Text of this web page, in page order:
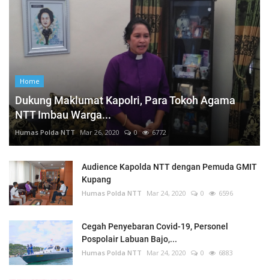
Home
Dukung Maklumat Kapolri, Para Tokoh Agama
NTT Imbau Warga...
Humas Polda NTT Mar 26, 2020 0 6772
Audience Kapolda NTT dengan Pemuda GMIT
Kupang
Humas Polda NTT Mar 24, 2020 0 6596
Cegah Penyebaran Covid-19, Personel
Pospolair Labuan Bajo,...
Humas Polda NTT Mar 24, 2020 0 6883